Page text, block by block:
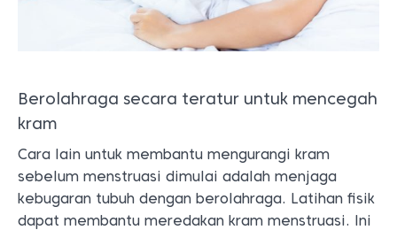
Berolahraga secara teratur untuk mencegah
kram
Cara lain untuk membantu mengurangi kram
sebelum menstruasi dimulai adalah menjaga
kebugaran tubuh dengan berolahraga. Latihan fisik
dapat membantu meredakan kram menstruasi. Ini